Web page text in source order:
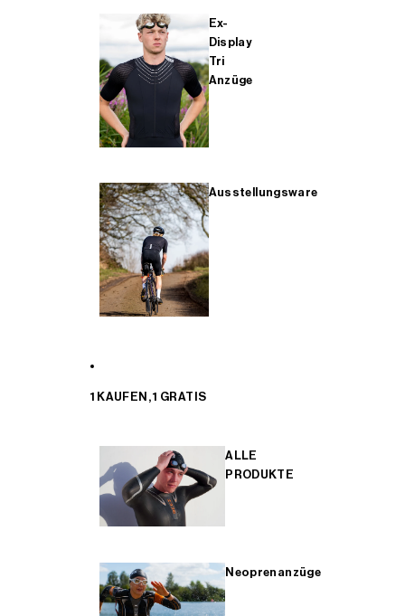
Ex-
Display
Tri
Anzüge
Ausstellungsware
1 KAUFEN, 1 GRATIS
ALLE
PRODUKTE
Neoprenanzüge